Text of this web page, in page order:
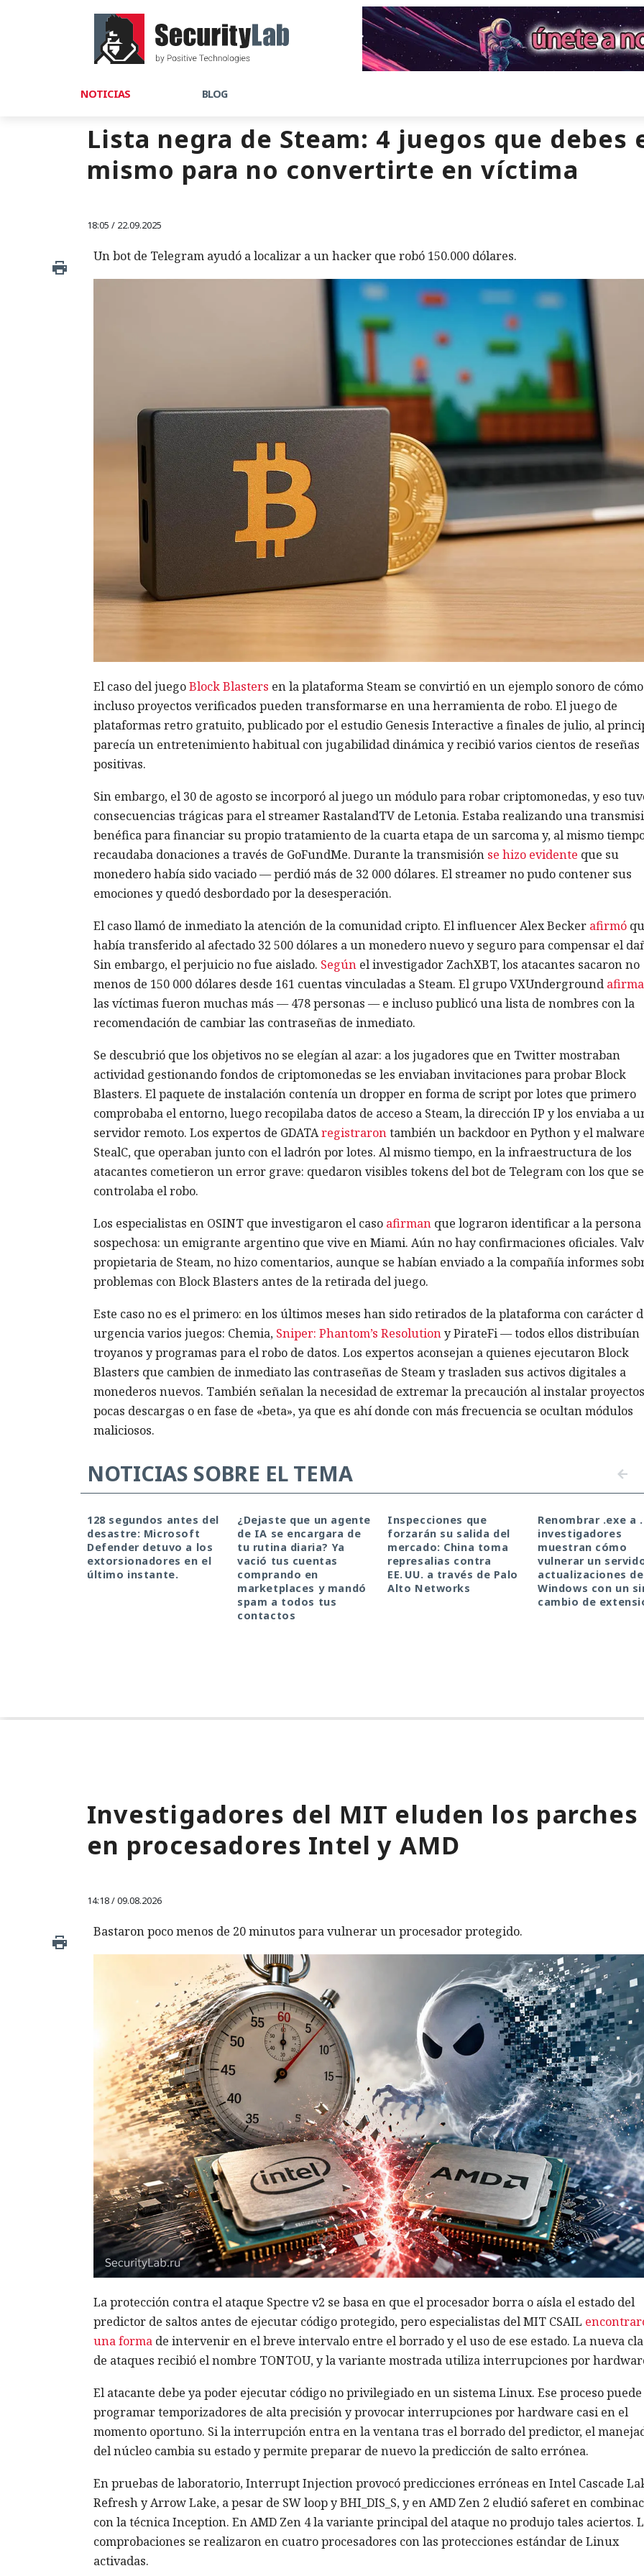
NOTICIAS BLOG
Lista negra de Steam: 4 juegos que debes
mismo para no convertirte en víctima
18:05 / 22.09.2025
Un bot de Telegram ayudó a localizar a un hacker que robó 150.000 dólares.
El caso del juegoBlock Blasters en la plataforma Steam se convirtió en un ejemplo sonoro de cómo
incluso proyectos verificados pueden transformarse en una herramienta de robo. El juego de
plataformas retro gratuito, publicado por el estudio Genesis Interactive a finales de julio, al
parecía un entretenimiento habitual con jugabilidad dinámica y recibió varios cientos de reseñas
positivas.
Sin embargo, el 30 de agosto se incorporó al juego un módulo para robar criptomonedas, y eso
consecuencias trágicas para el streamer RastalandTV de Letonia. Estaba realizando una
benéfica para financiar su propio tratamiento de la cuarta etapa de un sarcoma y, al mismo
recaudaba donaciones a través de GoFundMe. Durante la transmisión se hizo evidente que su
monedero había sido vaciado — perdió más de 32 000 dólares. El streamer no pudo contener sus
emociones y quedó desbordado por la desesperación.
El caso llamó de inmediato la atención de la comunidad cripto. El influencer Alex Becker afirmó
había transferido al afectado 32 500 dólares a un monedero nuevo y seguro para compensar el
Sin embargo, el perjuicio no fue aislado. Segúnel investigador ZachXBT, los atacantes sacaron no
menos de 150 000 dólares desde 161 cuentas vinculadas a Steam. El grupo VXUnderground afirma
las víctimas fueron muchas más — 478 personas — e incluso publicó una lista de nombres con la
recomendación de cambiar las contraseñas de inmediato.
Se descubrió que los objetivos no se elegían al azar: a los jugadores que en Twitter mostraban
actividad gestionando fondos de criptomonedas se les enviaban invitaciones para probar Block
Blasters. El paquete de instalación contenía un dropper en forma de script por lotes que primero
comprobaba el entorno, luego recopilaba datos de acceso a Steam, la dirección IP y los enviaba a
servidor remoto. Los expertos de GDATAregistrarontambién un backdoor en Python y el malware
StealC, que operaban junto con el ladrón por lotes. Al mismo tiempo, en la infraestructura de los
atacantes cometieron un error grave: quedaron visibles tokens del bot de Telegram con los que se
controlaba el robo.
Los especialistas en OSINT que investigaron el caso afirmanque lograron identificar a la persona
sospechosa: un emigrante argentino que vive en Miami. Aún no hay confirmaciones oficiales.
propietaria de Steam, no hizo comentarios, aunque se habían enviado a la compañía informes
problemas con Block Blasters antes de la retirada del juego.
Este caso no es el primero: en los últimos meses han sido retirados de la plataforma con carácter
urgencia varios juegos: Chemia, Sniper: Phantom’s Resolutiony PirateFi — todos ellos distribuían
troyanos y programas para el robo de datos. Los expertos aconsejan a quienes ejecutaron Block
Blasters que cambien de inmediato las contraseñas de Steam y trasladen sus activos digitales a
monederos nuevos. También señalan la necesidad de extremar la precaución al instalar
pocas descargas o en fase de «beta», ya que es ahí donde con más frecuencia se ocultan módulos
maliciosos.
NOTICIAS SOBRE EL TEMA
128 segundos antes del
desastre: Microsoft
Defender detuvo a los
extorsionadores en el
último instante.
¿Dejaste que un agente
de IA se encargara de
tu rutina diaria? Ya
vació tus cuentas
comprando en
marketplaces y mandó
spam a todos tus
contactos
Inspecciones que
forzarán su salida del
mercado: China toma
represalias contra
EE. UU. a través de Palo
Alto Networks
Renombrar .exe a
investigadores
muestran cómo
vulnerar un
actualizaciones de
Windows con un
cambio de
Investigadores del MIT eluden los
en procesadores Intel y AMD
14:18 / 09.08.2026
Bastaron poco menos de 20 minutos para vulnerar un procesador protegido.
La protección contra el ataque Spectre v2 se basa en que el procesador borra o aísla el estado del
predictor de saltos antes de ejecutar código protegido, pero especialistas del MIT CSAIL
una formade intervenir en el breve intervalo entre el borrado y el uso de ese estado. La nueva
de ataques recibió el nombre TONTOU, y la variante mostrada utiliza interrupciones por
El atacante debe ya poder ejecutar código no privilegiado en un sistema Linux. Ese proceso puede
programar temporizadores de alta precisión y provocar interrupciones por hardware casi en el
momento oportuno. Si la interrupción entra en la ventana tras el borrado del predictor, el
del núcleo cambia su estado y permite preparar de nuevo la predicción de salto errónea.
En pruebas de laboratorio, Interrupt Injection provocó predicciones erróneas en Intel Cascade
Refresh y Arrow Lake, a pesar de SW loop y BHI_DIS_S, y en AMD Zen 2 eludió saferet en
con la técnica Inception. En AMD Zen 4 la variante principal del ataque no produjo tales aciertos.
comprobaciones se realizaron en cuatro procesadores con las protecciones estándar de Linux
activadas.